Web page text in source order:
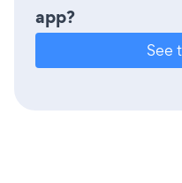
app?
See